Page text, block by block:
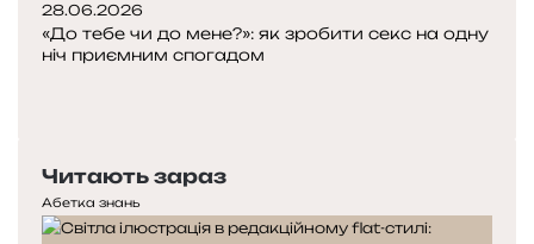
28.06.2026
«До тебе чи до мене?»: як зробити секс на одну
ніч приємним спогадом
Читають зараз
Абетка знань